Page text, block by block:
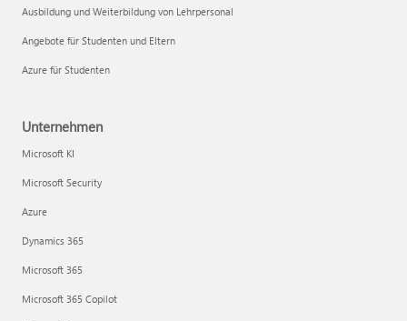
Ausbildung und Weiterbildung von Lehrpersonal
Angebote für Studenten und Eltern
Azure für Studenten
Unternehmen
Microsoft KI
Microsoft Security
Azure
Dynamics 365
Microsoft 365
Microsoft 365 Copilot